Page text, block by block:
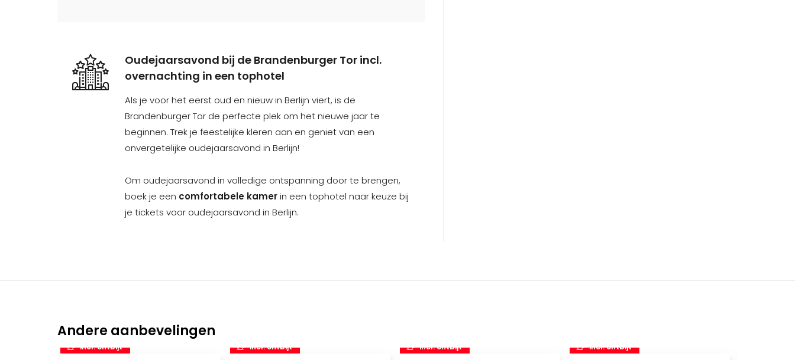
Oudejaarsavond bij de Brandenburger Tor incl.
overnachting in een tophotel
Als je voor het eerst oud en nieuw in Berlijn viert, is de
Brandenburger Tor de perfecte plek om het nieuwe jaar te
beginnen. Trek je feestelijke kleren aan en geniet van een
onvergetelijke oudejaarsavond in Berlijn!
Om oudejaarsavond in volledige ontspanning door te brengen,
boek je een comfortabele kamerin een tophotel naar keuze bij
je tickets voor oudejaarsavond in Berlijn.
Andere aanbevelingen
incl. ontbijt incl. ontbijt incl. ontbijt incl. ontbijt